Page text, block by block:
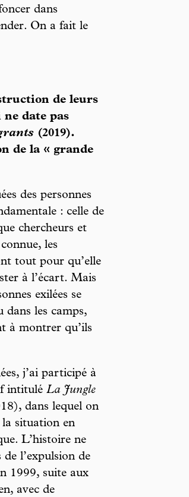
dans
On a fait le
de leurs
date pas
(2019).
de la « grande
des personnes
: celle de
chercheurs et
les
tout pour qu’elle
à l’écart. Mais
exilées se
les camps,
à montrer qu’ils
j’ai participé à
intitulé La Jungle
dans lequel on
situation en
L’histoire ne
l’expulsion de
1999, suite aux
avec de